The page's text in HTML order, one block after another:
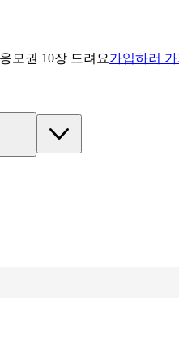
모권 10장 드려요가입하러 가